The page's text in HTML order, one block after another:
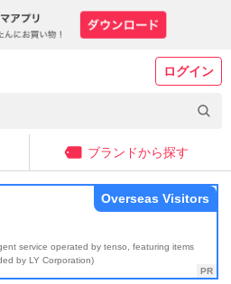
ログイン
ブランドから探す
service operated by tenso, featuring items
by LY Corporation)
Overseas Visitors